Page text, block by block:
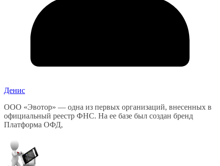
Денис
ООО «Эвотор» — одна из первых организаций, внесенных в
официальный реестр ФНС. На ее базе был создан бренд
Платформа ОФД,